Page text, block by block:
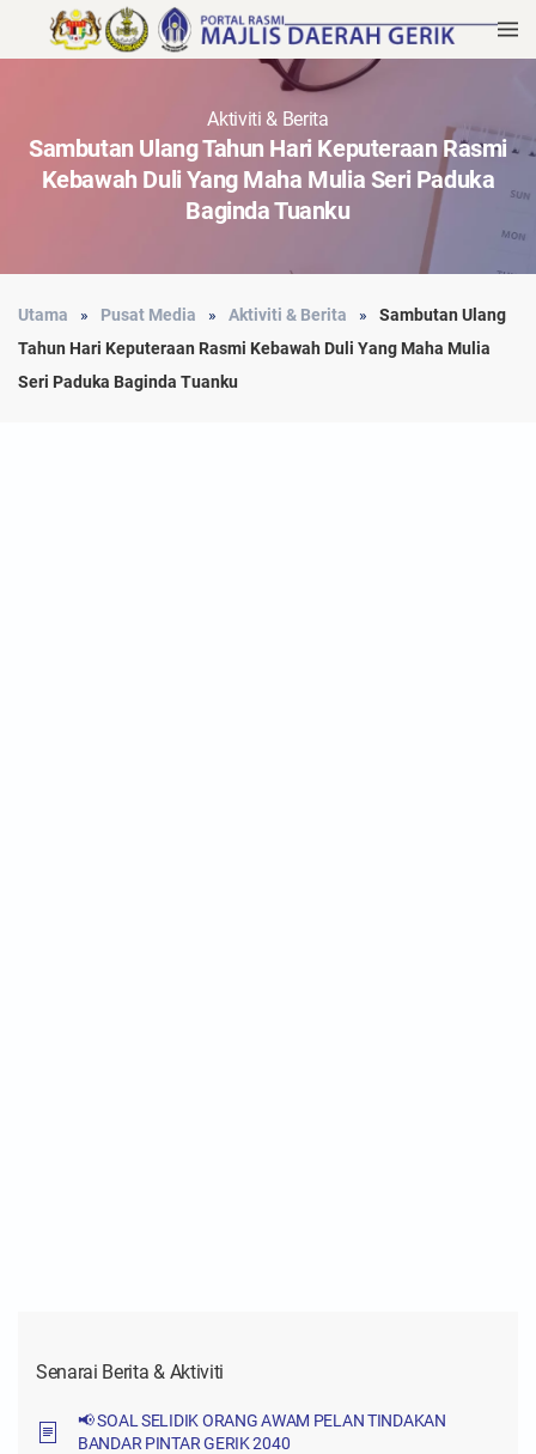
Aktiviti & Berita
Sambutan Ulang Tahun Hari Keputeraan Rasmi
Kebawah Duli Yang Maha Mulia Seri Paduka
Baginda Tuanku
Utama Pusat Media Aktiviti & Berita
Sambutan Ulang
Tahun Hari Keputeraan Rasmi Kebawah Duli Yang Maha Mulia
Seri Paduka Baginda Tuanku
Senarai Berita & Aktiviti
📢 SOAL SELIDIK ORANG AWAM PELAN TINDAKAN
BANDAR PINTAR GERIK 2040